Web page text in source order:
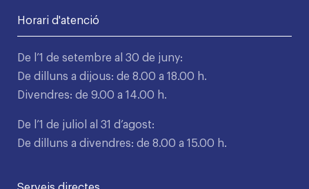
Horari d'atenció
De l’1 de setembre al 30 de juny:
De dilluns a dijous: de 8.00 a 18.00 h.
Divendres: de 9.00 a 14.00 h.
De l’1 de juliol al 31 d’agost:
De dilluns a divendres: de 8.00 a 15.00 h.